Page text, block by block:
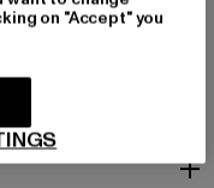
on "Accept" you